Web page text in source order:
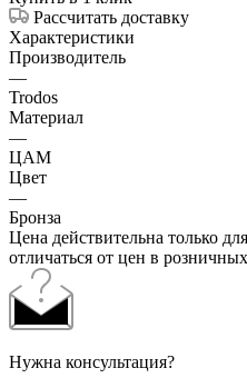
Рассчитать доставку
Характеристики
Производитель
—
Trodos
Материал
—
ЦАМ
Цвет
—
Бронза
Цена действительна только
отличаться от цен в
Нужна консультация?